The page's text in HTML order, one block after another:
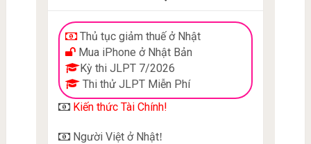
Thủ tục giảm thuế ở Nhật
Mua iPhone ở Nhật Bản
Kỳ thi JLPT 7/2026
Thi thử JLPT Miễn Phí
Kiến thức Tài Chính!
Người Việt ở Nhật!